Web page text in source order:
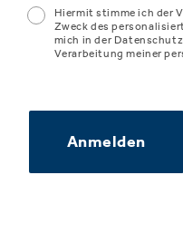
Hiermit stimme ich der
Zweck des
mich in der
Verarbeitung meiner
Anmelden